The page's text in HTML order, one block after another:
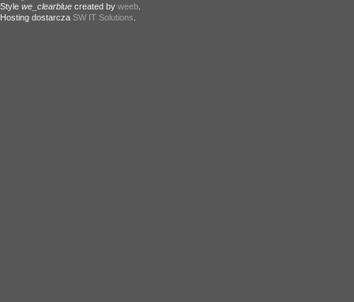
Style we_clearblue created by weeb
Hosting dostarcza SW IT Solutions